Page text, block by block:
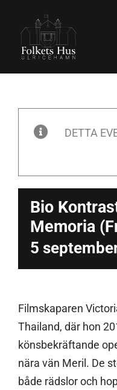
innehållet
DETTA
Bio
Memoria
5
Filmskaparen
Thailand, där hon
könsbekräftande
nära vän Meril. De
både rädslor och